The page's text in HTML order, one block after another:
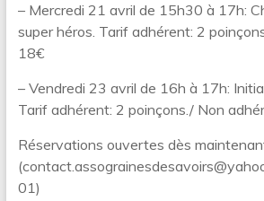
– Mercredi 21 avril de 15h30 à 17h:
super héros. Tarif adhérent: 2
18€
– Vendredi 23 avril de 16h à 17h:
Tarif adhérent: 2 poinçons./ Non
Réservations ouvertes dès
01)